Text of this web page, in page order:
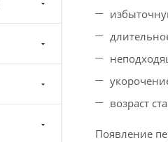
возраст
Появление